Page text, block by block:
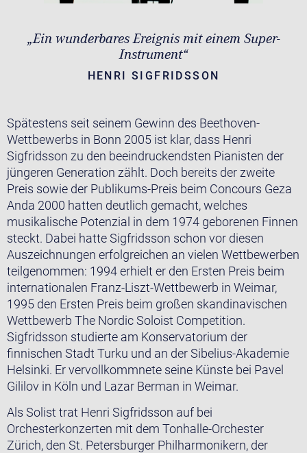
„Ein wunderbares Ereignis mit einem Super-
Instrument“
HENRI SIGFRIDSSON
Spätestens seit seinem Gewinn des Beethoven-
Wettbewerbs in Bonn 2005 ist klar, dass Henri
Sigfridsson zu den beeindruckendsten Pianisten der
jüngeren Generation zählt. Doch bereits der zweite
Preis sowie der Publikums-Preis beim Concours Geza
Anda 2000 hatten deutlich gemacht, welches
musikalische Potenzial in dem 1974 geborenen Finnen
steckt. Dabei hatte Sigfridsson schon vor diesen
Auszeichnungen erfolgreichen an vielen Wettbewerben
teilgenommen: 1994 erhielt er den Ersten Preis beim
internationalen Franz-Liszt-Wettbewerb in Weimar,
1995 den Ersten Preis beim großen skandinavischen
Wettbewerb The Nordic Soloist Competition.
Sigfridsson studierte am Konservatorium der
finnischen Stadt Turku und an der Sibelius-Akademie
Helsinki. Er vervollkommnete seine Künste bei Pavel
Gililov in Köln und Lazar Berman in Weimar.
Als Solist trat Henri Sigfridsson auf bei
Orchesterkonzerten mit dem Tonhalle-Orchester
Zürich, den St. Petersburger Philharmonikern, der